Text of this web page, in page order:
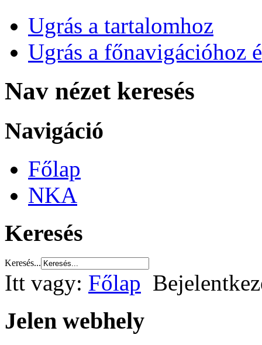
Ugrás a tartalomhoz
Ugrás a főnavigációhoz
Nav nézet keresés
Navigáció
Főlap
NKA
Keresés
Keresés...
Itt vagy: Főlap
Jelen webhely